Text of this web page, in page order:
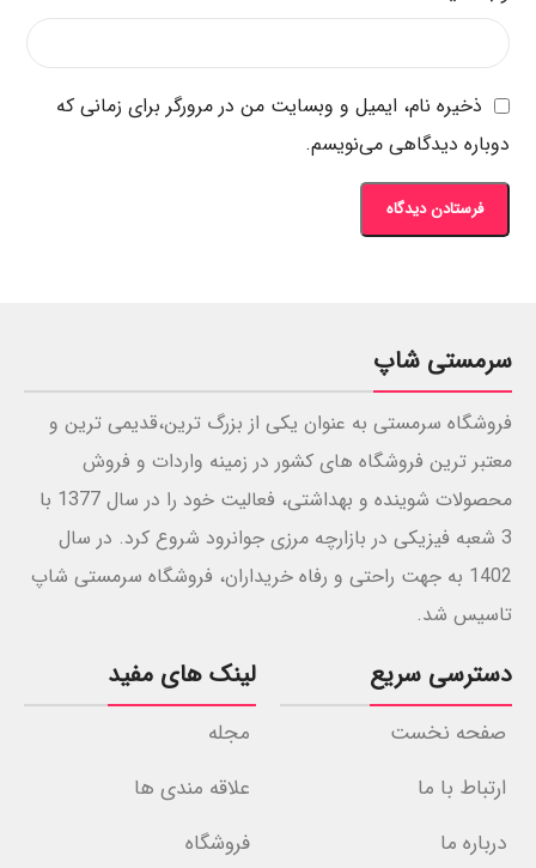
ذخیره نام، ایمیل و وبسایت من در مرورگر برای زمانی که
دوباره دیدگاهی می‌نویسم.
سرمستی شاپ
فروشگاه سرمستی به عنوان یکی از بزرگ ترین،قدیمی ترین و
معتبر ترین فروشگاه های کشور در زمینه واردات و فروش
محصولات شوینده و بهداشتی، فعالیت خود را در سال 1377 با
3 شعبه فیزیکی در بازارچه مرزی جوانرود شروع کرد. در سال
1402 به جهت راحتی و رفاه خریداران، فروشگاه سرمستی شاپ
تاسیس شد.
دسترسی سریع
صفحه نخست
ارتباط با ما
درباره ما
لینک های مفید
مجله
علاقه مندی ها
فروشگاه